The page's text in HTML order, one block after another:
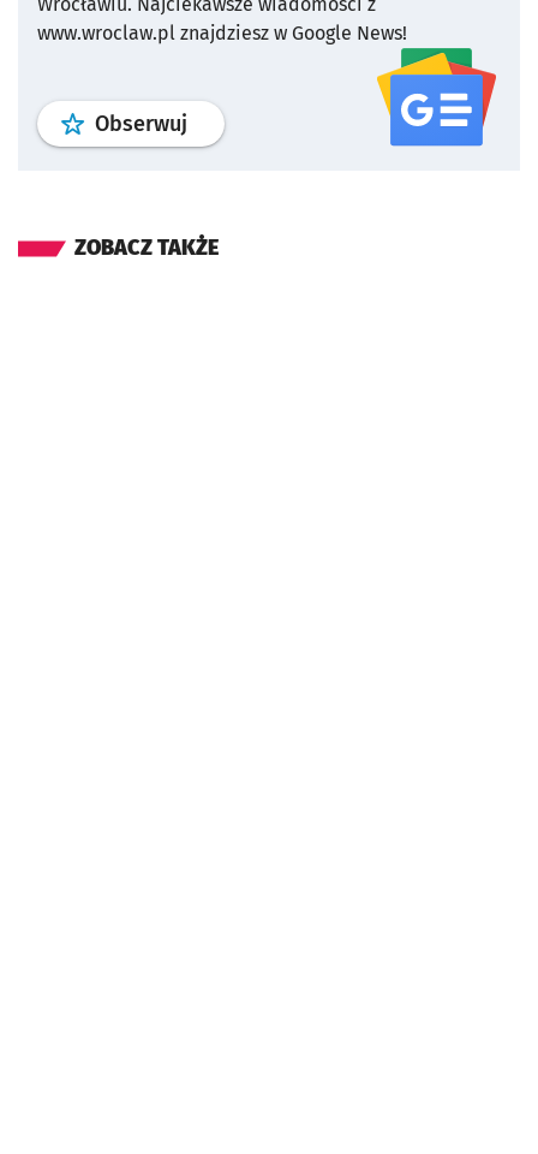
www.wroclaw.pl znajdziesz w Google News!
Obserwuj profil serwisu
ZOBACZ TAKŻE